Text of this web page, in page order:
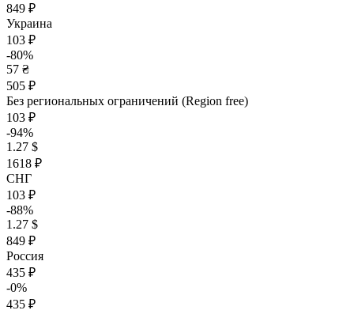
849 ₽
Украина
103 ₽
-80%
57 ₴
505 ₽
Без региональных ограничений (Region free)
103 ₽
-94%
1.27 $
1618 ₽
СНГ
103 ₽
-88%
1.27 $
849 ₽
Россия
435 ₽
-0%
435 ₽